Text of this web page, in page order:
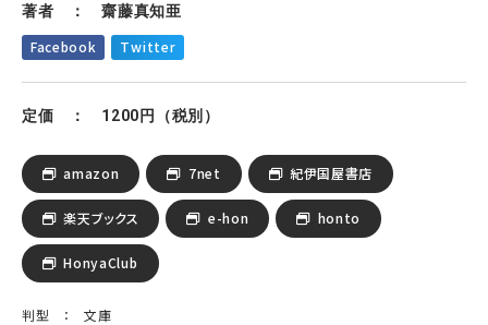
著者 ： 齋藤真知亜
Facebook Twitter
定価 ： 1200円（税別）
amazon 7net 紀伊国屋書店
楽天ブックス e-hon honto
HonyaClub
判型 ： 文庫